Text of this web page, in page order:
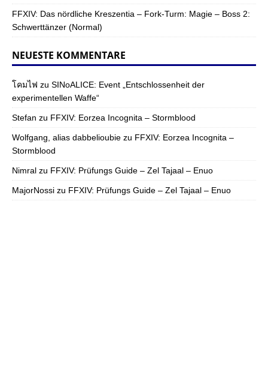
FFXIV: Das nördliche Kreszentia – Fork-Turm: Magie – Boss 2:
Schwerttänzer (Normal)
NEUESTE KOMMENTARE
โคมไฟ zu SINoALICE: Event „Entschlossenheit der
experimentellen Waffe“
Stefan zu FFXIV: Eorzea Incognita – Stormblood
Wolfgang, alias dabbelioubie zu FFXIV: Eorzea Incognita –
Stormblood
Nimral zu FFXIV: Prüfungs Guide – Zel Tajaal – Enuo
MajorNossi zu FFXIV: Prüfungs Guide – Zel Tajaal – Enuo